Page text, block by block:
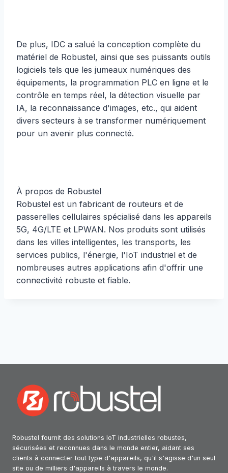
De plus, IDC a salué la conception complète du
matériel de Robustel, ainsi que ses puissants outils
logiciels tels que les jumeaux numériques des
équipements, la programmation PLC en ligne et le
contrôle en temps réel, la détection visuelle par
IA, la reconnaissance d'images, etc., qui aident
divers secteurs à se transformer numériquement
pour un avenir plus connecté.
À propos de Robustel
Robustel est un fabricant de routeurs et de
passerelles cellulaires spécialisé dans les appareils
5G, 4G/LTE et LPWAN. Nos produits sont utilisés
dans les villes intelligentes, les transports, les
services publics, l'énergie, l'IoT industriel et de
nombreuses autres applications afin d'offrir une
connectivité robuste et fiable.
Robustel fournit des solutions IoT industrielles robustes,
sécurisées et reconnues dans le monde entier, aidant ses
clients à connecter tout type d'appareils, qu'il s'agisse d'un seul
site ou de milliers d'appareils à travers le monde.